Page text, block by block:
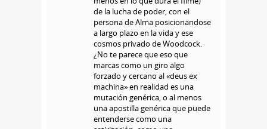
de la lucha de poder, con el
persona de Alma posicionandose
a largo plazo en la vida y ese
cosmos privado de Woodcock.
¿No te parece que eso que
marcas como un giro algo
forzado y cercano al «deus ex
machina» en realidad es una
mutación genérica, o al menos
una apostilla genérica que puede
entenderse como una